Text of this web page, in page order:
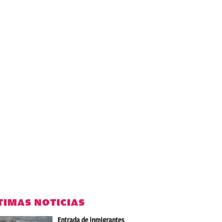
NOTICIAS
Entrada de inmigrantes